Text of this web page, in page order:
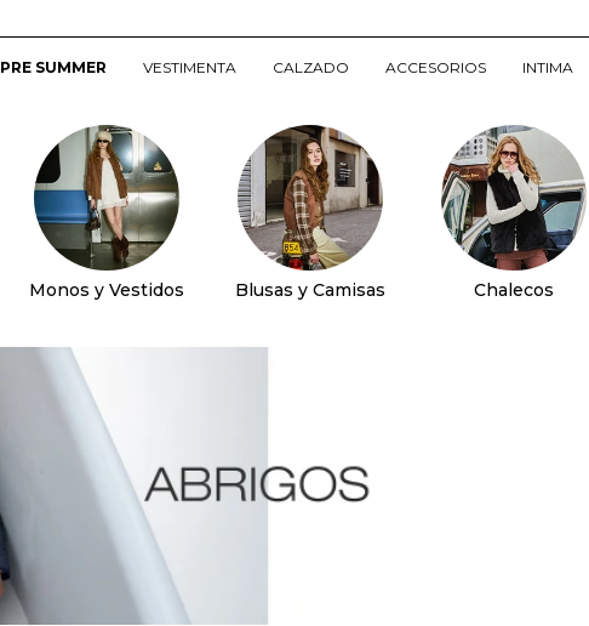
PRE SUMMER VESTIMENTA CALZADO ACCESORIOS INTIMA
Monos y Vestidos Blusas y Camisas Chalecos